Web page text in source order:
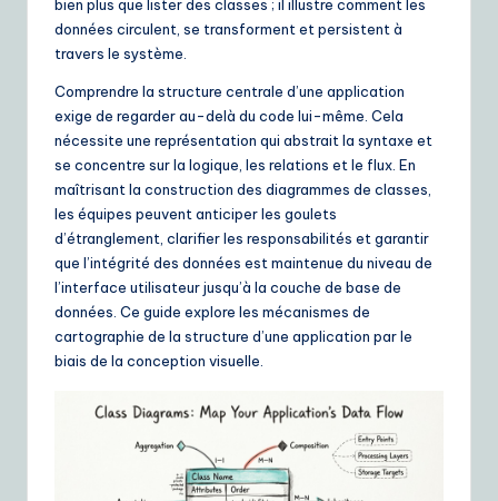
ui
o
A
&
S
o
bien plus que lister des classes ; il illustre comment les
données circulent, se transforment et persistent à
travers le système.
Comprendre la structure centrale d’une application
exige de regarder au-delà du code lui-même. Cela
nécessite une représentation qui abstrait la syntaxe et
se concentre sur la logique, les relations et le flux. En
maîtrisant la construction des diagrammes de classes,
les équipes peuvent anticiper les goulets
d’étranglement, clarifier les responsabilités et garantir
que l’intégrité des données est maintenue du niveau de
l’interface utilisateur jusqu’à la couche de base de
données. Ce guide explore les mécanismes de
cartographie de la structure d’une application par le
biais de la conception visuelle.